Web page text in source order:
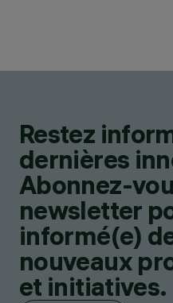
Restez
dernières
Abonnez-
newsletter
informé(e)
nouveaux
et initiatives.